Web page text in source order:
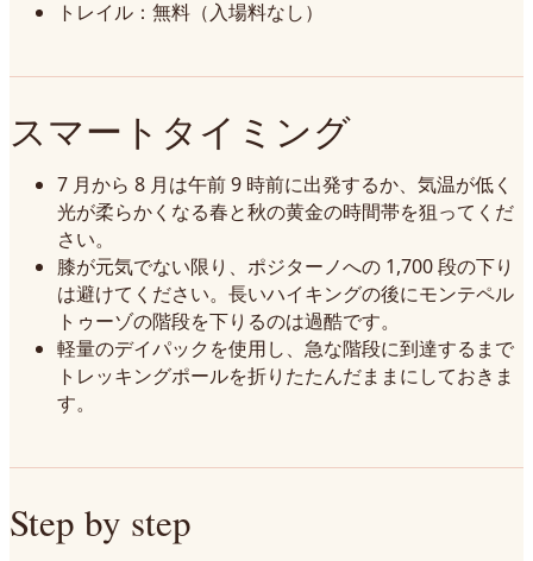
トレイル：無料（入場料なし）
スマートタイミング
7 月から 8 月は午前 9 時前に出発するか、気温が低く
光が柔らかくなる春と秋の黄金の時間帯を狙ってくだ
さい。
膝が元気でない限り、ポジターノへの 1,700 段の下り
は避けてください。長いハイキングの後にモンテペル
トゥーゾの階段を下りるのは過酷です。
軽量のデイパックを使用し、急な階段に到達するまで
トレッキングポールを折りたたんだままにしておきま
す。
Step by step